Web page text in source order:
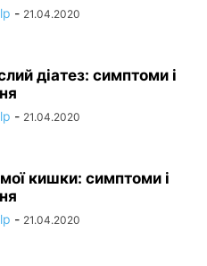
- 21.04.2020
діатез: симптоми і
- 21.04.2020
кишки: симптоми і
- 21.04.2020